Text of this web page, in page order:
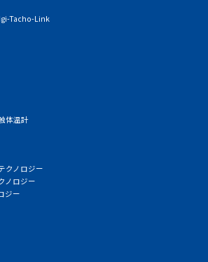
Tacho-Link
体温計
クノロジー
ノロジー
ジー